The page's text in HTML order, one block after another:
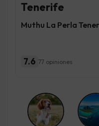
Tenerife
Muthu La Perla
7.6 77 opiniones